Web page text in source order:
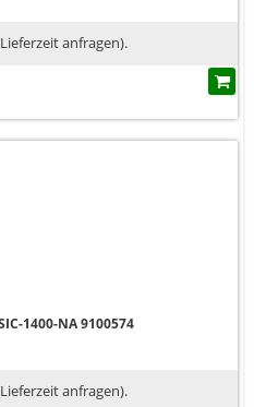
anfragen).
1400-NA 9100574
anfragen).